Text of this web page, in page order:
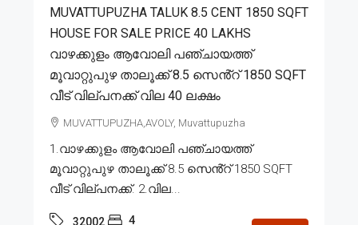
MUVATTUPUZHA TALUK 8.5 CENT 1850 SQFT
HOUSE FOR SALE PRICE 40 LAKHS
വാഴക്കുളം ആവോലി പഞ്ചായത്ത്
മൂവാറ്റുപുഴ താലൂക്ക് 8.5 സെൻ്റ് 1850 SQFT
വീട് വില്പനക്ക് വില 40 ലക്ഷം
MUVATTUPUZHA,AVOLY, Muvattupuzha
1.വാഴക്കുളം ആവോലി പഞ്ചായത്ത്
മൂവാറ്റുപുഴ താലൂക്ക് 8.5 സെൻ്റ് 1850 SQFT
വീട് വില്പനക്ക്. 2.വില...
32002 4